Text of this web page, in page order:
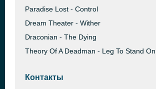
Paradise Lost - Control
Dream Theater - Wither
Draconian - The Dying
Theory Of A Deadman - Leg To Stand On
Контакты